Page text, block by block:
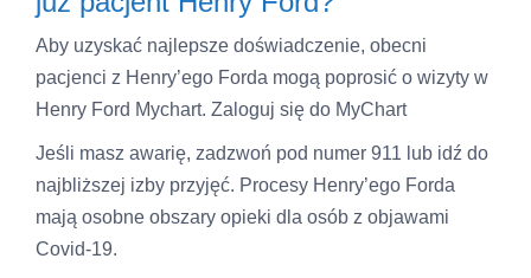
Aby uzyskać najlepsze doświadczenie, obecni
pacjenci z Henry’ego Forda mogą poprosić o wizyty w
Henry Ford Mychart. Zaloguj się do MyChart
Jeśli masz awarię, zadzwoń pod numer 911 lub idź do
najbliższej izby przyjęć. Procesy Henry’ego Forda
mają osobne obszary opieki dla osób z objawami
Covid-19.